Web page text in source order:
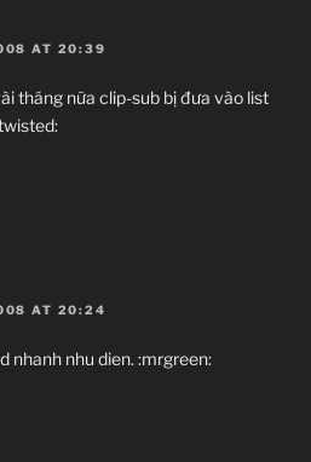
AT 20:39
tháng nữa clip-sub bị đưa vào list
AT 20:24
nhanh nhu dien. :mrgreen: